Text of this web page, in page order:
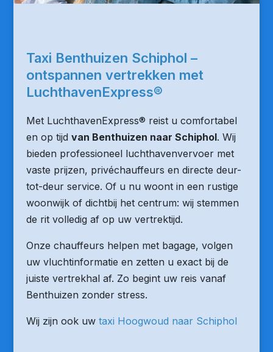
Taxi Benthuizen Schiphol –
ontspannen vertrekken met
LuchthavenExpress®
Met LuchthavenExpress® reist u comfortabel
en op tijd van Benthuizen naar Schiphol. Wij
bieden professioneel luchthavenvervoer met
vaste prijzen, privéchauffeurs en directe deur-
tot-deur service. Of u nu woont in een rustige
woonwijk of dichtbij het centrum: wij stemmen
de rit volledig af op uw vertrektijd.
Onze chauffeurs helpen met bagage, volgen
uw vluchtinformatie en zetten u exact bij de
juiste vertrekhal af. Zo begint uw reis vanaf
Benthuizen zonder stress.
Wij zijn ook uw taxi Hoogwoud naar Schiphol